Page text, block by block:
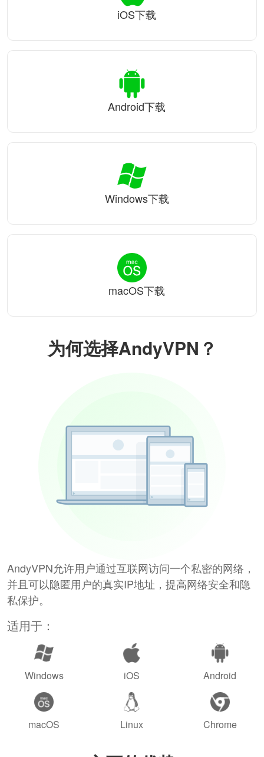
为何选择AndyVPN？
AndyVPN允许用户通过互联网访问一个私密的网络，
并且可以隐匿用户的真实IP地址，提高网络安全和隐
私保护。
适用于：
Windows iOS Android
macOS Linux Chrome
iOS下载
Android下载
Windows下载
macOS下载